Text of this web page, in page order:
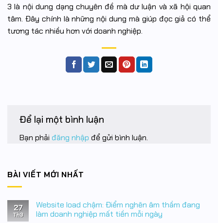
3 là nội dung dạng chuyên đề mà dư luận và xã hội quan
tâm. Đây chính là những nội dung mà giúp đọc giả có thể
tương tác nhiều hơn với doanh nghiệp.
Để lại một bình luận
Bạn phải đăng nhập để gửi bình luận.
BÀI VIẾT MỚI NHẤT
27
Th3
Website load chậm: Điểm nghẽn âm thầm đang
làm doanh nghiệp mất tiền mỗi ngày